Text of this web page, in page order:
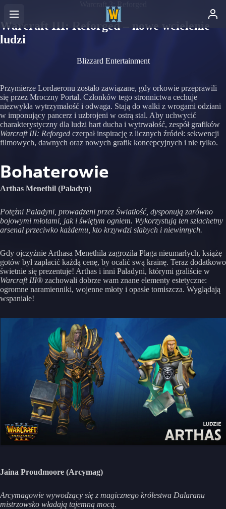
Warcraft III: Reforged – nowe wcielenie
ludzi
Blizzard Entertainment
Przymierze Lordaeronu zostało zawiązane, gdy orkowie przeprawili
się przez Mroczny Portal. Członków tego stronnictwa cechuje
niezwykła wytrzymałość i odwaga. Stają do walki z wrogami odziani
w imponujący pancerz i uzbrojeni w ostrą stal. Aby uchwycić
charakterystyczny dla ludzi hart ducha i wytrwałość, zespół grafików
Warcraft III: Reforged czerpał inspirację z licznych źródeł: sekwencji
filmowych, dawnych oraz nowych grafik koncepcyjnych i nie tylko.
Bohaterowie
Arthas Menethil (Paladyn)
Potężni Paladyni, prowadzeni przez Światłość, dysponują zarówno
bojowymi młotami, jak i świętym ogniem. Wykorzystują ten szlachetny
arsenał przeciwko każdemu, kto krzywdzi słabych i niewinnych.
Gdy ojczyźnie Arthasa Menethila zagroziła Plaga nieumarłych, książę
gotów był zapłacić każdą cenę, by ocalić swą krainę. Teraz dodatkowo
świetnie się prezentuje! Arthas i inni Paladyni, którymi graliście w
Warcraft III® zachowali dobrze wam znane elementy estetyczne:
ogromne naramienniki, wojenne młoty i opasłe tomiszcza. Wyglądają
wspaniale!
Jaina Proudmoore (Arcymag)
Arcymagowie wywodzący się z magicznego królestwa Dalaranu
mistrzowsko władają tajemną mocą.